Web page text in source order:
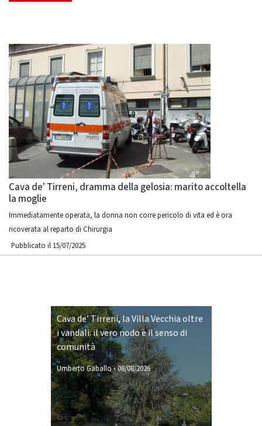
Cava de’ Tirreni, dramma della gelosia: marito accoltella
la moglie
Immediatamente operata, la donna non corre pericolo di vita ed è ora
ricoverata al reparto di Chirurgia
Pubblicato il 15/07/2025
Cava de’ Tirreni, la Villa Vecchia oltre
i vandali: il vero nodo è il senso di
comunità
Umberto Gaballo-08/08/2026